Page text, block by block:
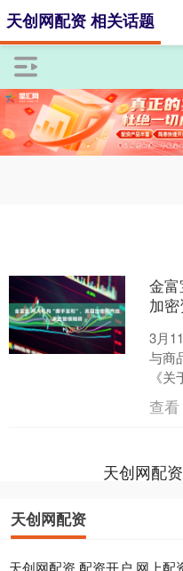
天创网配资 相关话题
金
加
3月
与商
《
忘
查看
天创网配
天创网配资